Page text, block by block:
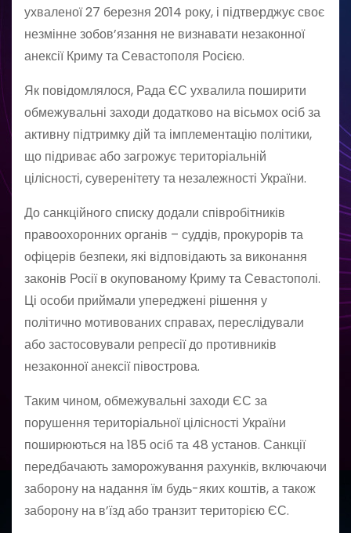
ухваленої 27 березня 2014 року, і підтверджує своє
незмінне зобов’язання не визнавати незаконної
анексії Криму та Севастополя Росією.
Як повідомлялося, Рада ЄС ухвалила поширити
обмежувальні заходи додатково на вісьмох осіб за
активну підтримку дій та імплементацію політики,
що підриває або загрожує територіальній
цілісності, суверенітету та незалежності України.
До санкційного списку додали співробітників
правоохоронних органів – суддів, прокурорів та
офіцерів безпеки, які відповідають за виконання
законів Росії в окупованому Криму та Севастополі.
Ці особи приймали упереджені рішення у
політично мотивованих справах, переслідували
або застосовували репресії до противників
незаконної анексії півострова.
Таким чином, обмежувальні заходи ЄС за
порушення територіальної цілісності України
поширюються на 185 осіб та 48 установ. Санкції
передбачають заморожування рахунків, включаючи
заборону на надання їм будь-яких коштів, а також
заборону на в’їзд або транзит територією ЄС.